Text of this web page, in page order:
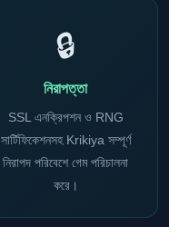
🔒
নিরাপত্তা
SSL এনক্রিপশন ও RNG
সার্টিফিকেশনসহ Krikiya সম্পূর্ণ
নিরাপদ পরিবেশে গেম পরিচালনা
করে।